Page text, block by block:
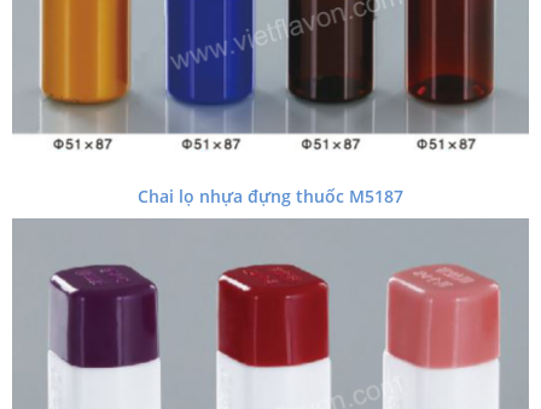
Chai lọ nhựa đựng thuốc M5187